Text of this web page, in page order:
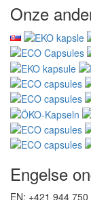
Onze
Engelse
EN: +421 944